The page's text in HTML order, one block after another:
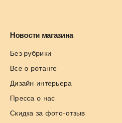
Новости магазина
Без рубрики
Все о ротанге
Дизайн интерьера
Пресса о нас
Скидка за фото-отзыв